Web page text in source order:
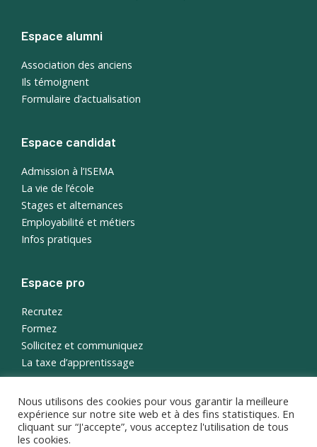
Espace alumni
Association des anciens
Ils témoignent
Formulaire d’actualisation
Espace candidat
Admission à l’ISEMA
La vie de l’école
Stages et alternances
Employabilité et métiers
Infos pratiques
Espace pro
Recrutez
Formez
Sollicitez et communiquez
La taxe d’apprentissage
English
Portail étudiant
Nous utilisons des cookies pour vous garantir la meilleure
expérience sur notre site web et à des fins statistiques. En
cliquant sur “J'accepte”, vous acceptez l'utilisation de tous
les cookies.